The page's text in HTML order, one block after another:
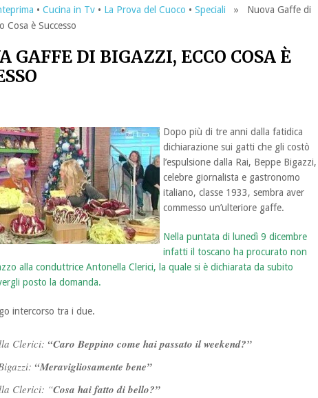
• Cucina in Tv• La Prova del Cuoco • Speciali » Nuova Gaffe di
Cosa è Successo
GAFFE DI BIGAZZI, ECCO COSA È
Dopo più di tre anni dalla fatidica
dichiarazione sui gatti che gli costò
l’espulsione dalla Rai, Beppe Bigazzi,
celebre giornalista e gastronomo
italiano, classe 1933, sembra aver
commesso un’ulteriore gaffe.
Nella puntata di lunedì 9 dicembre
infatti il toscano ha procurato non
alla conduttrice Antonella Clerici, la quale si è dichiarata da subito
posto la domanda.
intercorso tra i due.
Clerici: “Caro Beppino come hai passato il weekend?”
“Meravigliosamente bene”
Clerici: “Cosa hai fatto di bello?”